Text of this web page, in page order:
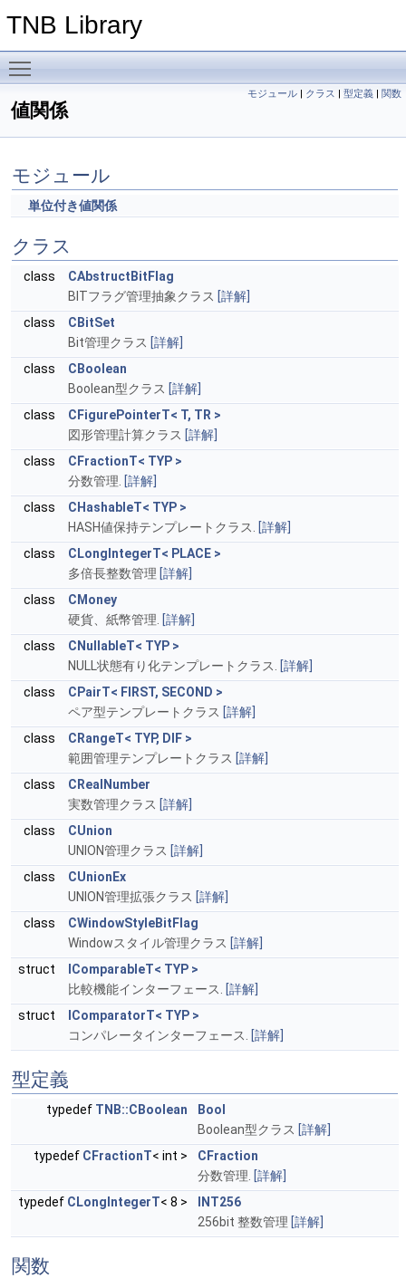
TNB Library
モジュール | クラス | 型定義 | 関数
値関係
モジュール
単位付き値関係
クラス
class
CAbstructBitFlag
BITフラグ管理抽象クラス [詳解]
class
CBitSet
Bit管理クラス [詳解]
class
CBoolean
Boolean型クラス [詳解]
class
CFigurePointerT< T, TR >
図形管理計算クラス [詳解]
class
CFractionT< TYP >
分数管理. [詳解]
class
CHashableT< TYP >
HASH値保持テンプレートクラス.
[詳解]
class
CLongIntegerT< PLACE >
多倍長整数管理 [詳解]
class
CMoney
硬貨、紙幣管理. [詳解]
class
CNullableT< TYP >
NULL状態有り化テンプレートクラス.
[詳解]
class
CPairT< FIRST, SECOND >
ペア型テンプレートクラス [詳解]
class
CRangeT< TYP, DIF >
範囲管理テンプレートクラス [詳解]
class
CRealNumber
実数管理クラス [詳解]
class
CUnion
UNION管理クラス [詳解]
class
CUnionEx
UNION管理拡張クラス [詳解]
class
CWindowStyleBitFlag
Windowスタイル管理クラス [詳解]
struct
IComparableT< TYP >
比較機能インターフェース.
[詳解]
struct
IComparatorT< TYP >
コンパレータインターフェース.
[詳解]
型定義
typedef TNB::CBoolean
Bool
Boolean型クラス [詳解]
typedef CFractionT< int >
CFraction
分数管理. [詳解]
typedef CLongIntegerT< 8 >
INT256
256bit 整数管理 [詳解]
関数